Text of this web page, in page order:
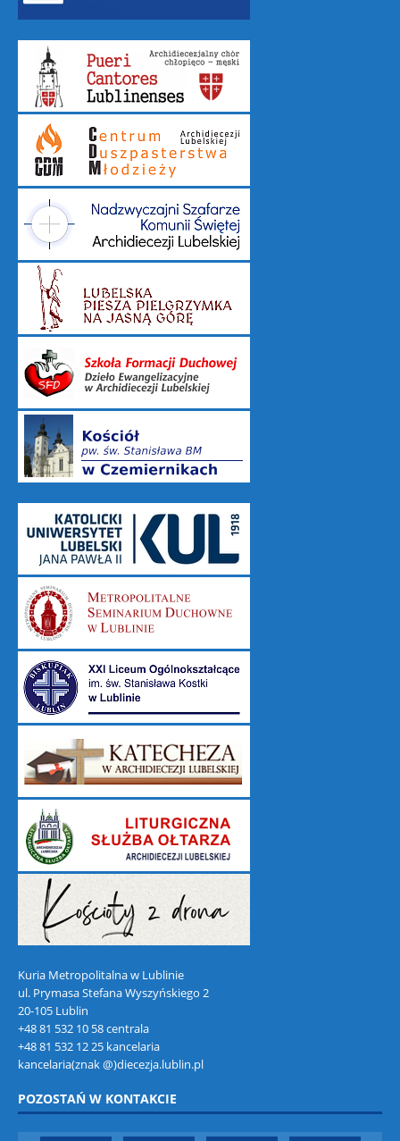
Kuria Metropolitalna w Lublinie
ul. Prymasa Stefana Wyszyńskiego 2
20-105 Lublin
+48 81 532 10 58 centrala
+48 81 532 12 25 kancelaria
kancelaria(znak @)diecezja.lublin.pl
POZOSTAŃ W KONTAKCIE